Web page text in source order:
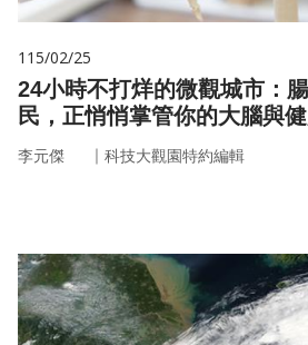
115/02/25
24小時不打烊的微觀城市：
民，正悄悄掌管你的大腦與
李元傑 ｜ 科技大觀園特約編輯